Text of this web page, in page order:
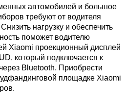
автомобилей и большое
требуют от водителя
нагрузку и обеспечить
поможет водителю
Xiaomi проекционный дисплей
который подключается к
Bluetooth. Приобрести
площадке Xiaomi